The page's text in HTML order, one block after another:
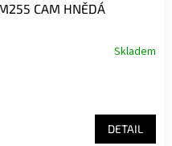
CAM HNĚDÁ
Skladem
DETAIL